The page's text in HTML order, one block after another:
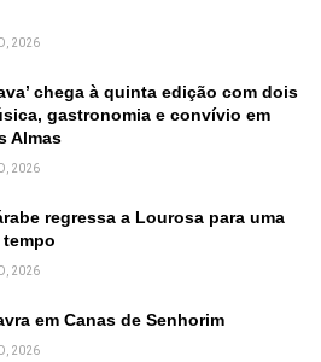
2026
chega à quinta edição com dois
gastronomia e convívio em
Almas
2026
regressa a Lourosa para uma
2026
em Canas de Senhorim
2026